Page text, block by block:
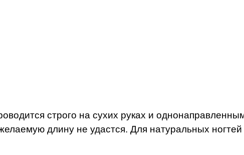
строго на сухих руках и
длину не удастся. Для натуральных